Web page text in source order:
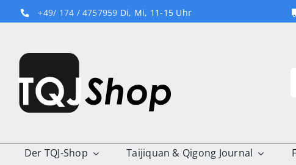
to
+49/ 174 / 4757959 Di, Mi, 11-15 Uhr
Der TQJ-Shop Taijiquan & Qigong Journal